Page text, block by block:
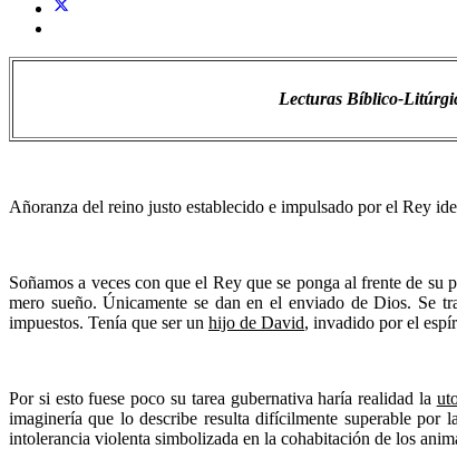
Lecturas Bíblico-
Añoranza del reino justo establecido e impulsado por el Rey
Soñamos a veces con que el Rey que se ponga al frente de
mero sueño. Únicamente se dan en el enviado de Dios. Se
impuestos. Tenía que ser un hijo de David, invadido por el
Por si esto fuese poco su tarea gubernativa haría realidad la
imaginería que lo describe resulta difícilmente superable por
intolerancia violenta simbolizada en la cohabitación de los